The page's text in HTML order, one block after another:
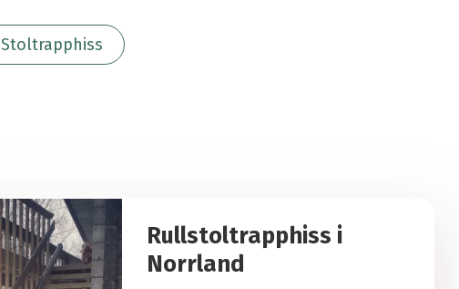
Stoltrapphiss
Rullstoltrapphiss i
Norrland